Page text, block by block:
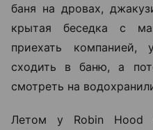
баня на дровах,
крытая беседка с
приехать
сходить в баню, а
смотреть на
Летом у Robin Hood